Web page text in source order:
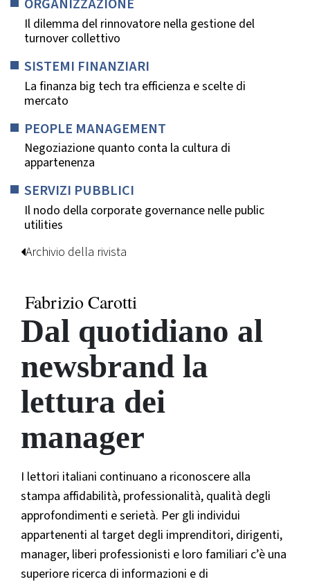
ORGANIZZAZIONE
Il dilemma del rinnovatore nella gestione del
turnover collettivo
SISTEMI FINANZIARI
La finanza big tech tra efficienza e scelte di
mercato
PEOPLE MANAGEMENT
Negoziazione quanto conta la cultura di
appartenenza
SERVIZI PUBBLICI
Il nodo della corporate governance nelle public
utilities
Archivio della rivista
Fabrizio Carotti
Dal quotidiano al
newsbrand la
lettura dei
manager
I lettori italiani continuano a riconoscere alla
stampa affidabilità, professionalità, qualità degli
approfondimenti e serietà. Per gli individui
appartenenti al target degli imprenditori, dirigenti,
manager, liberi professionisti e loro familiari c’è una
superiore ricerca di informazioni e di